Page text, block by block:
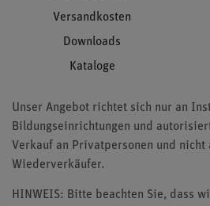
Versandkosten
Downloads
Kataloge
Unser Angebot richtet sich nur an
Bildungseinrichtungen und
Verkauf an Privatpersonen und
Wiederverkäufer.
HINWEIS: Bitte beachten Sie, dass